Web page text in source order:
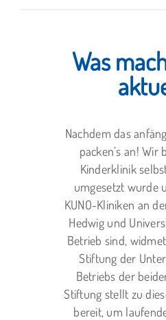
Was
Nachdem das
packen’s an! Wir
Kinderklinik
umgesetzt wurde
KUNO-Kliniken an
Hedwig und
Betrieb sind,
Stiftung der
Betriebs der
Stiftung stellt zu
bereit, um